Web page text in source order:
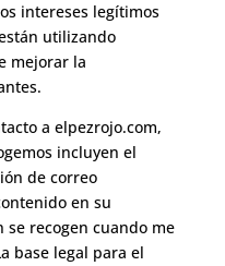
intereses legítimos
utilizando
mejorar la
a elpezrojo.com,
incluyen el
de correo
en su
se recogen cuando me
base legal para el